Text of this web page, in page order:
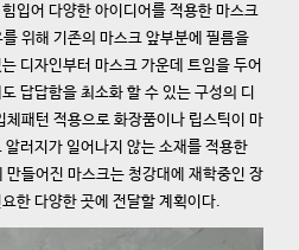
입어 다양한 아이디어를 적용한 마스크
위해 기존의 마스크 앞부분에 필름을
디자인부터 마스크 가운데 트임을 두어
답답함을 최소화 할 수 있는 구성의 디
패턴 적용으로 화장품이나 립스틱이 마
러지가 일어나지 않는 소재를 적용한
만들어진 마스크는 청강대에 재학중인 장
한 다양한 곳에 전달할 계획이다.